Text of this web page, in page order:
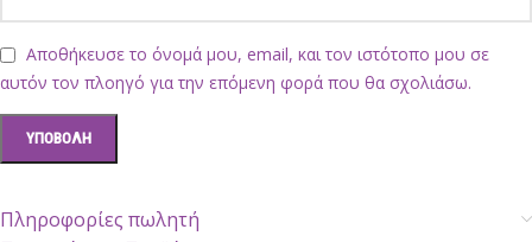
Αποθήκευσε το όνομά μου, email, και τον ιστότοπο μου σε
αυτόν τον πλοηγό για την επόμενη φορά που θα σχολιάσω.
Πληροφορίες πωλητή